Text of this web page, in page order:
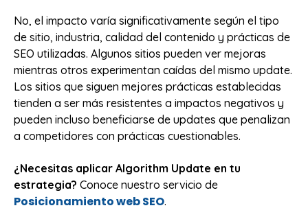
No, el impacto varía significativamente según el tipo
de sitio, industria, calidad del contenido y prácticas de
SEO utilizadas. Algunos sitios pueden ver mejoras
mientras otros experimentan caídas del mismo update.
Los sitios que siguen mejores prácticas establecidas
tienden a ser más resistentes a impactos negativos y
pueden incluso beneficiarse de updates que penalizan
a competidores con prácticas cuestionables.
¿Necesitas aplicar Algorithm Update en tu
estrategia? Conoce nuestro servicio de
Posicionamiento web SEO.